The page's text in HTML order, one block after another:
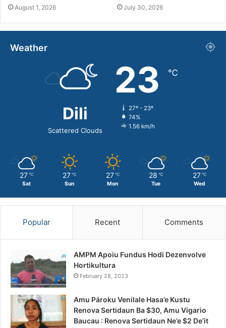
August 1, 2026 July 30, 2026
Weather
Dili
Scattered Clouds
23 ℃
27º - 23º
74%
1.56 km/h
27 ℃
Sat
27 ℃
Sun
27 ℃
Mon
28 ℃
Tue
27 ℃
Wed
Popular Recent Comments
AMPM Apoiu Fundus Hodi Dezenvolve
Hortikultura
February 28, 2023
Amu Pároku Venilale Hasa’e Kustu
Renova Sertidaun Ba $30, Amu Vigario
Baucau : Renova Sertidaun Ne’e $2 De’it